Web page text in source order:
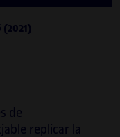
(2021)
de
replicar la